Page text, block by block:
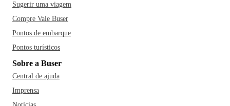
Sugerir uma viagem
Compre Vale Buser
Pontos de embarque
Pontos turísticos
Sobre a Buser
Central de ajuda
Imprensa